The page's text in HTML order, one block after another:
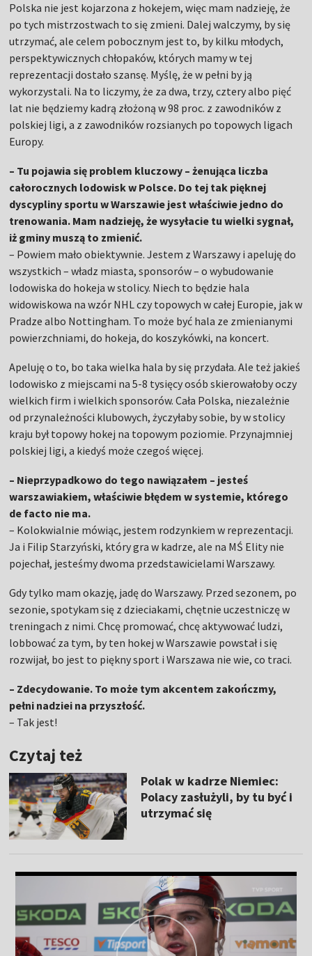
Polska nie jest kojarzona z hokejem, więc mam nadzieję, że
po tych mistrzostwach to się zmieni. Dalej walczymy, by się
utrzymać, ale celem pobocznym jest to, by kilku młodych,
perspektywicznych chłopaków, których mamy w tej
reprezentacji dostało szansę. Myślę, że w pełni by ją
wykorzystali. Na to liczymy, że za dwa, trzy, cztery albo pięć
lat nie będziemy kadrą złożoną w 98 proc. z zawodników z
polskiej ligi, a z zawodników rozsianych po topowych ligach
Europy.
– Tu pojawia się problem kluczowy – żenująca liczba
całorocznych lodowisk w Polsce. Do tej tak pięknej
dyscypliny sportu w Warszawie jest właściwie jedno do
trenowania. Mam nadzieję, że wysyłacie tu wielki sygnał,
iż gminy muszą to zmienić.
– Powiem mało obiektywnie. Jestem z Warszawy i apeluję do
wszystkich – władz miasta, sponsorów – o wybudowanie
lodowiska do hokeja w stolicy. Niech to będzie hala
widowiskowa na wzór NHL czy topowych w całej Europie, jak w
Pradze albo Nottingham. To może być hala ze zmienianymi
powierzchniami, do hokeja, do koszykówki, na koncert.
Apeluję o to, bo taka wielka hala by się przydała. Ale też jakieś
lodowisko z miejscami na 5-8 tysięcy osób skierowałoby oczy
wielkich firm i wielkich sponsorów. Cała Polska, niezależnie
od przynależności klubowych, życzyłaby sobie, by w stolicy
kraju był topowy hokej na topowym poziomie. Przynajmniej
polskiej ligi, a kiedyś może czegoś więcej.
– Nieprzypadkowo do tego nawiązałem – jesteś
warszawiakiem, właściwie błędem w systemie, którego
de facto nie ma.
– Kolokwialnie mówiąc, jestem rodzynkiem w reprezentacji.
Ja i Filip Starzyński, który gra w kadrze, ale na MŚ Elity nie
pojechał, jesteśmy dwoma przedstawicielami Warszawy.
Gdy tylko mam okazję, jadę do Warszawy. Przed sezonem, po
sezonie, spotykam się z dzieciakami, chętnie uczestniczę w
treningach z nimi. Chcę promować, chcę aktywować ludzi,
lobbować za tym, by ten hokej w Warszawie powstał i się
rozwijał, bo jest to piękny sport i Warszawa nie wie, co traci.
– Zdecydowanie. To może tym akcentem zakończmy,
pełni nadziei na przyszłość.
– Tak jest!
Czytaj też
Polak w kadrze Niemiec:
Polacy zasłużyli, by tu być i
utrzymać się